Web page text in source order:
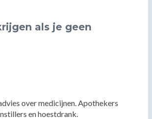
als je geen
over medicijnen. Apothekers
en hoestdrank.